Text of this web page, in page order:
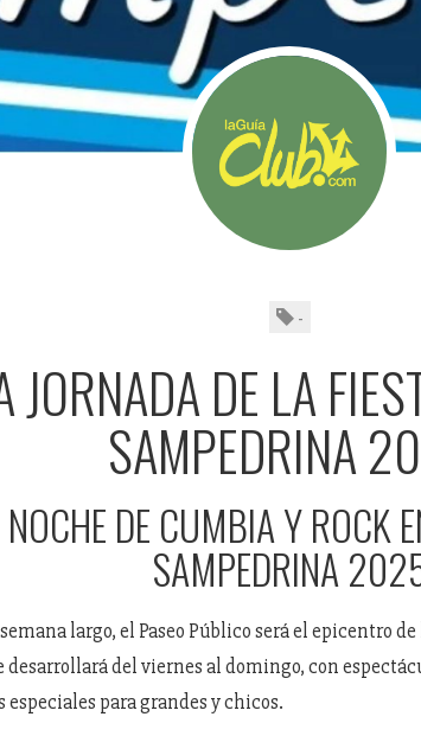
-
JORNADA DE LA
SAMPEDRINA
DE CUMBIA Y ROCK
SAMPEDRINA
largo, el Paseo Público será el epicentro de
desarrollará del viernes al domingo, con
especiales para grandes y chicos.